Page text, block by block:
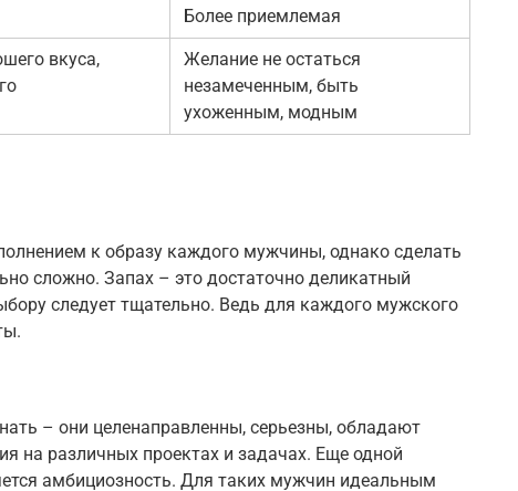
Более приемлемая
вкуса,
Желание не остаться
незамеченным, быть
ухоженным, модным
к образу каждого мужчины, однако сделать
сложно. Запах – это достаточно деликатный
следует тщательно. Ведь для каждого мужского
– они целенаправленны, серьезны, обладают
на различных проектах и задачах. Еще одной
амбициозность. Для таких мужчин идеальным